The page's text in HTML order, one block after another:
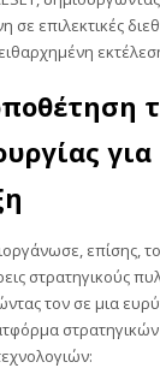
σε επιλεκτικές
για
επίσης,
στρατηγικούς
τον σε μια
στρατηγικών